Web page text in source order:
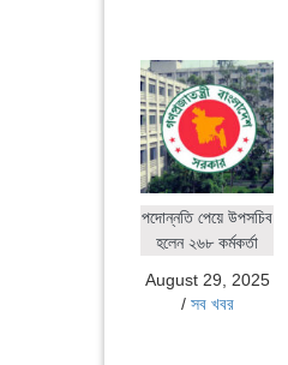
পদোন্নতি পেয়ে উপসচিব
হলেন ২৬৮ কর্মকর্তা
August 29, 2025
/ সব খবর